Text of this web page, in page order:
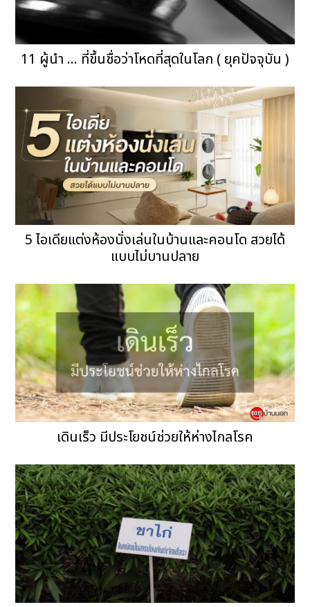
11 ผู้นำ ... ที่ขึ้นชื่อว่าโหดที่สุดในโลก ( ยุคปัจจุบัน )
5 ไอเดียแต่งห้องนั่งเล่นในบ้านและคอนโด สวยได้
แบบไม่บานปลาย
เดินเร็ว มีประโยชน์ช่วยให้ห่างไกลโรค